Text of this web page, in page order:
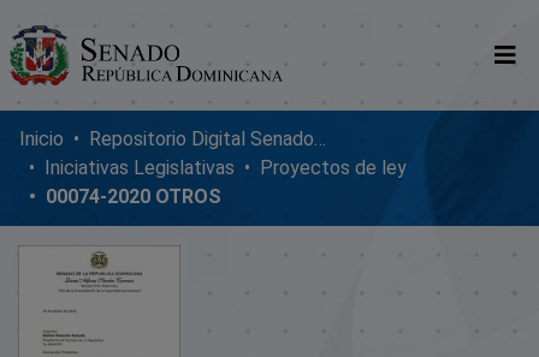
Comunidades
Glosario
Nosotros
Inicio
Repositorio Digital SenadoRD
Iniciativas Legislativas
Proyectos de ley
00074-2020 OTROS